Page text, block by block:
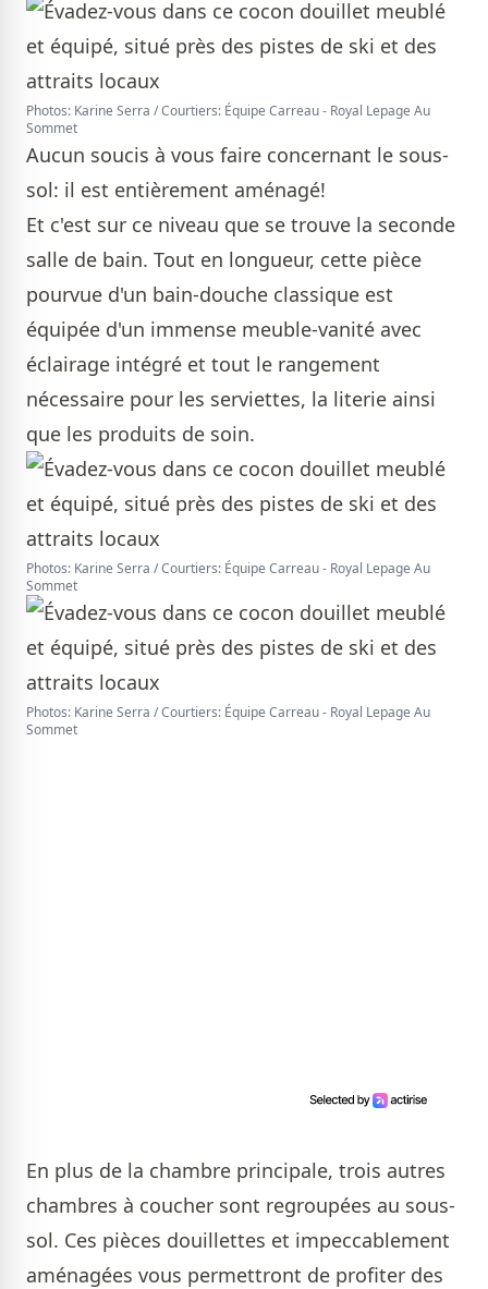
Photos: Karine Serra / Courtiers: Équipe Carreau - Royal Lepage Au
Sommet
Aucun soucis à vous faire concernant le sous-
sol: il est entièrement aménagé!
Et c'est sur ce niveau que se trouve la seconde
salle de bain. Tout en longueur, cette pièce
pourvue d'un bain-douche classique est
équipée d'un immense meuble-vanité avec
éclairage intégré et tout le rangement
nécessaire pour les serviettes, la literie ainsi
que les produits de soin.
Photos: Karine Serra / Courtiers: Équipe Carreau - Royal Lepage Au
Sommet
Photos: Karine Serra / Courtiers: Équipe Carreau - Royal Lepage Au
Sommet
En plus de la chambre principale, trois autres
chambres à coucher sont regroupées au sous-
sol. Ces pièces douillettes et impeccablement
aménagées vous permettront de profiter des